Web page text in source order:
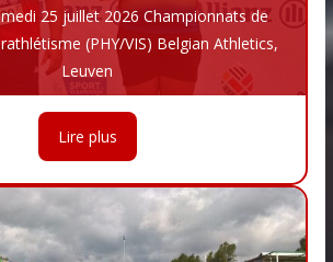
25 juillet 2026 Championnats de
(PHY/VIS) Belgian Athletics,
Leuven
Lire plus